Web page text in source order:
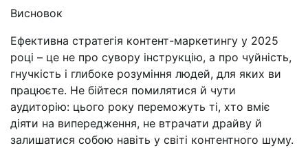
Висновок
Ефективна стратегія контент-маркетингу у 2025
році – це не про сувору інструкцію, а про чуйність,
гнучкість і глибоке розуміння людей, для яких ви
працюєте. Не бійтеся помилятися й чути
аудиторію: цього року переможуть ті, хто вміє
діяти на випередження, не втрачати драйву й
залишатися собою навіть у світі контентного шуму.